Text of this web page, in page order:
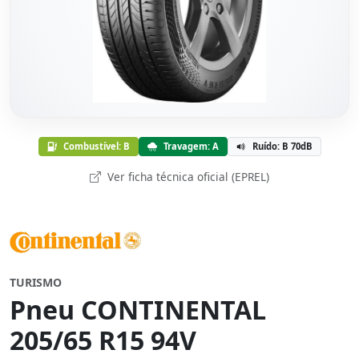
Combustível: B Travagem: A Ruído: B 70dB
Ver ficha técnica oficial (EPREL)
TURISMO
Pneu CONTINENTAL
205/65 R15 94V